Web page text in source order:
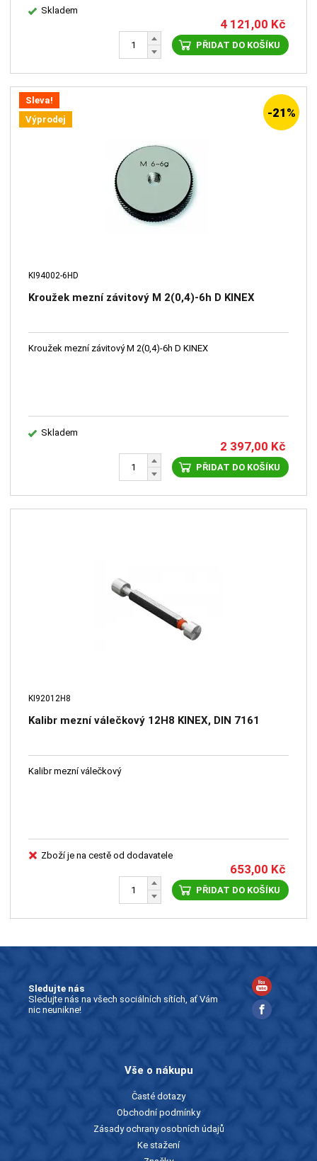
Skladem
4 121,00 Kč
PŘIDAT DO KOŠÍKU
Sleva!
Výprodej
-21%
KI94002-6HD
Kroužek mezní závitový M 2(0,4)-6h D KINEX
Kroužek mezní závitový M 2(0,4)-6h D KINEX
Skladem
2 397,00 Kč
PŘIDAT DO KOŠÍKU
KI92012H8
Kalibr mezní válečkový 12H8 KINEX, DIN 7161
Kalibr mezní válečkový
Zboží je na cestě od dodavatele
653,00 Kč
PŘIDAT DO KOŠÍKU
Sledujte nás
Sledujte nás na všech sociálních sítích, ať Vám
nic neunikne!
Vše o nákupu
Časté dotazy
Obchodní podmínky
Zásady ochrany osobních údajů
Ke stažení